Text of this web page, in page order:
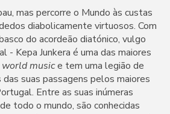
mas percorre o Mundo às custas
diabolicamente virtuosos. Com
do acordeão diatónico, vulgo
- Kepa Junkera é uma das maiores
world musice tem uma legião de
suas passagens pelos maiores
Entre as suas inúmeras
todo o mundo, são conhecidas